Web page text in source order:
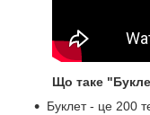
Що таке
Буклет - це 200